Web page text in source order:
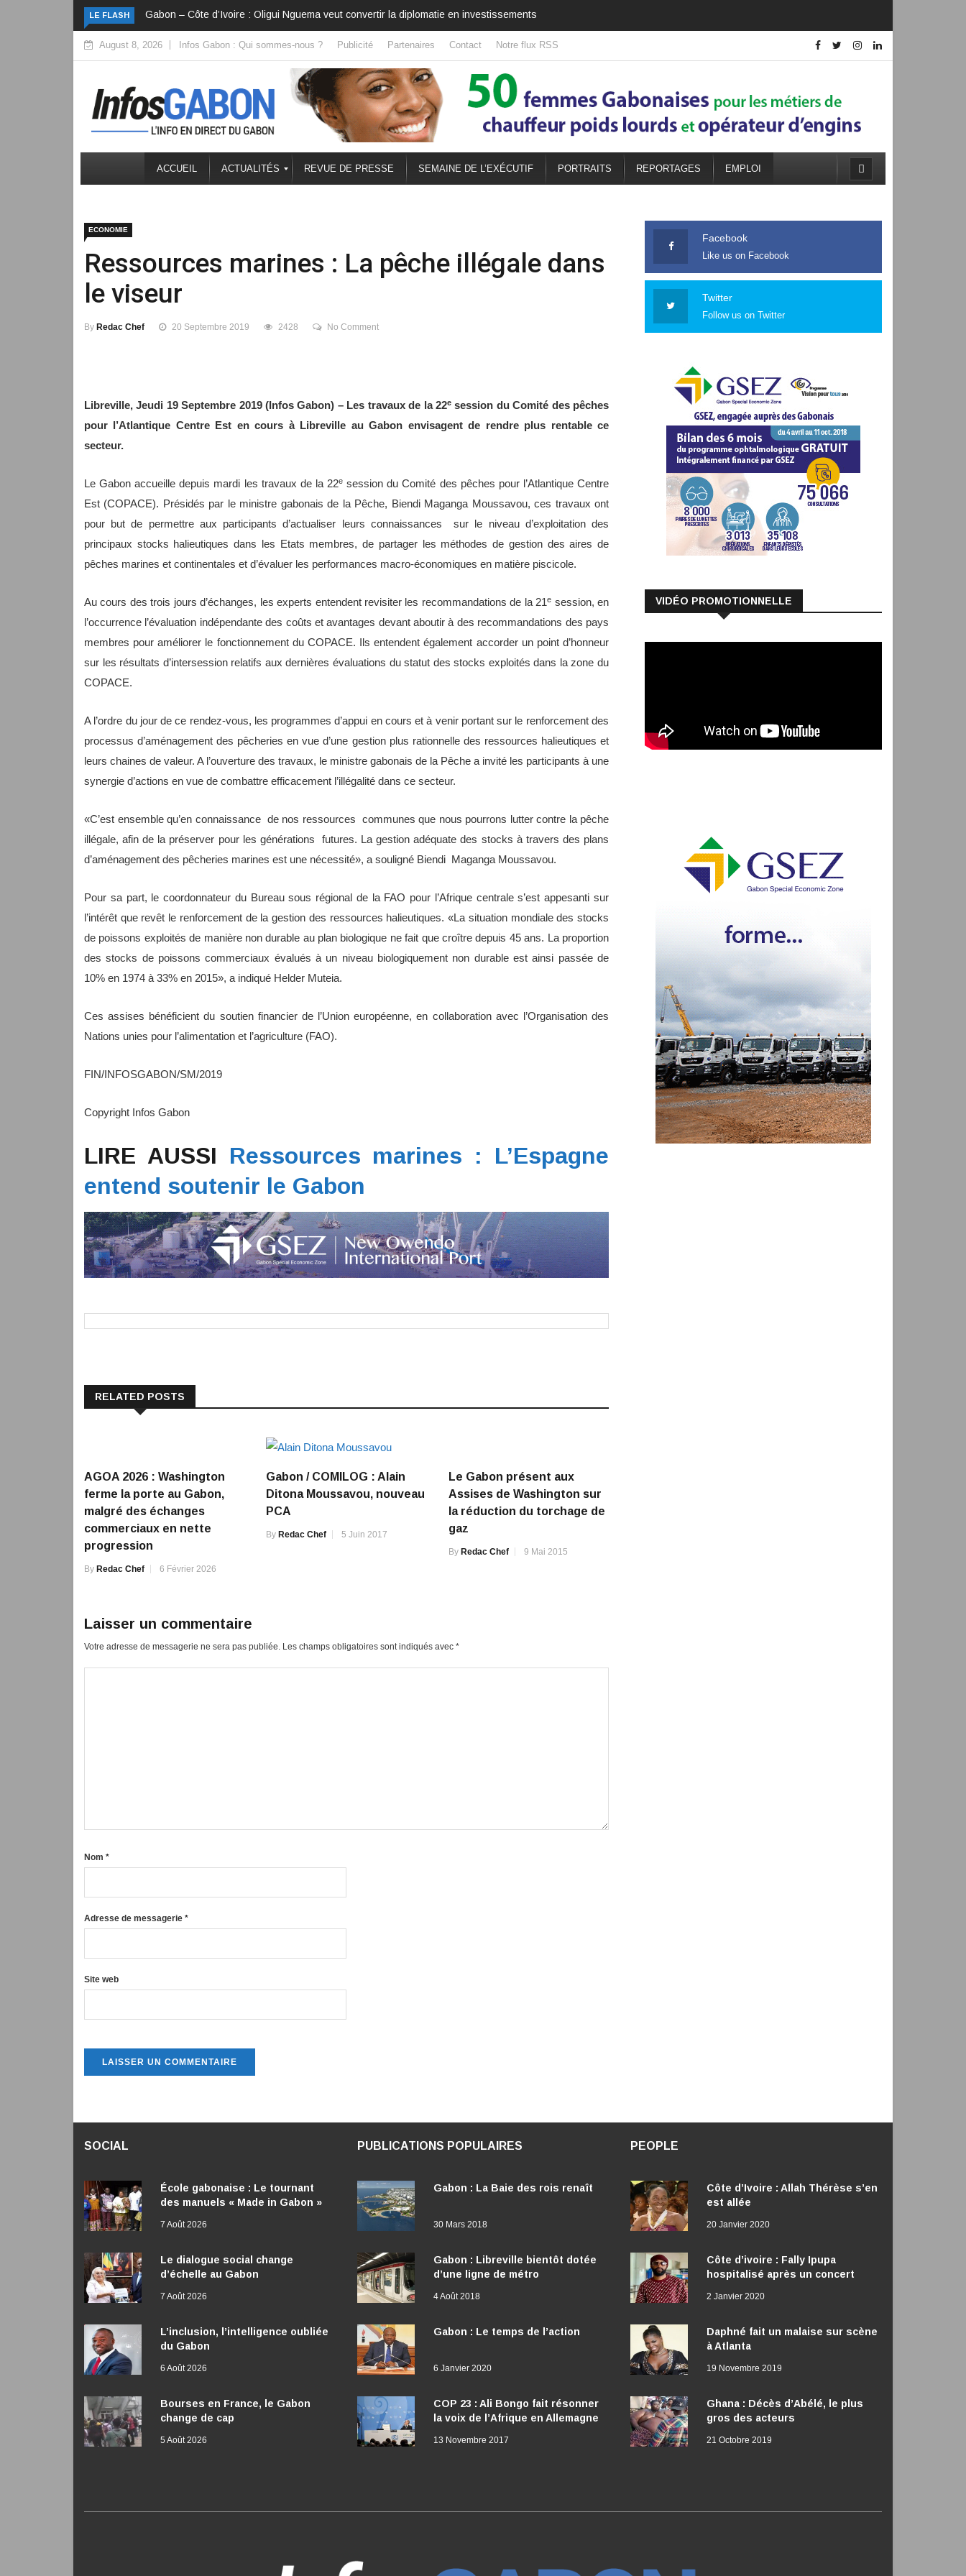
LE FLASH
la diplomatie en investissementsCôte d’Ivoire : Une fête nationale qui célèbre aussi l’amitié africaine
August 8, 2026 Infos Gabon : Qui sommes-nous ? Publicité Partenaires Contact Notre flux RSS
ACCUEIL ACTUALITÉS REVUE DE PRESSE SEMAINE DE L’EXÉCUTIF PORTRAITS REPORTAGES EMPLOI
ECONOMIE
Ressources marines : La pêche illégale dans
le viseur
By Redac Chef 20 Septembre 2019 2428 No Comment
Libreville, Jeudi 19 Septembre 2019 (Infos Gabon) – Les travaux de la 22esession du Comité des pêches
pour l’Atlantique Centre Est en cours à Libreville au Gabon envisagent de rendre plus rentable ce
secteur.
Le Gabon accueille depuis mardi les travaux de la 22e session du Comité des pêches pour l’Atlantique Centre
Est (COPACE). Présidés par le ministre gabonais de la Pêche, Biendi Maganga Moussavou, ces travaux ont
pour but de permettre aux participants d’actualiser leurs connaissances sur le niveau d’exploitation des
principaux stocks halieutiques dans les Etats membres, de partager les méthodes de gestion des aires de
pêches marines et continentales et d’évaluer les performances macro-économiques en matière piscicole.
Au cours des trois jours d’échanges, les experts entendent revisiter les recommandations de la 21e session, en
l’occurrence l’évaluation indépendante des coûts et avantages devant aboutir à des recommandations des pays
membres pour améliorer le fonctionnement du COPACE. Ils entendent également accorder un point d’honneur
sur les résultats d’intersession relatifs aux dernières évaluations du statut des stocks exploités dans la zone du
COPACE.
A l’ordre du jour de ce rendez-vous, les programmes d’appui en cours et à venir portant sur le renforcement des
processus d’aménagement des pêcheries en vue d’une gestion plus rationnelle des ressources halieutiques et
leurs chaines de valeur. A l’ouverture des travaux, le ministre gabonais de la Pêche a invité les participants à une
synergie d’actions en vue de combattre efficacement l’illégalité dans ce secteur.
«C’est ensemble qu’en connaissance de nos ressources communes que nous pourrons lutter contre la pêche
illégale, afin de la préserver pour les générations futures. La gestion adéquate des stocks à travers des plans
d’aménagement des pêcheries marines est une nécessité», a souligné Biendi Maganga Moussavou.
Pour sa part, le coordonnateur du Bureau sous régional de la FAO pour l’Afrique centrale s’est appesanti sur
l’intérêt que revêt le renforcement de la gestion des ressources halieutiques. «La situation mondiale des stocks
de poissons exploités de manière non durable au plan biologique ne fait que croître depuis 45 ans. La proportion
des stocks de poissons commerciaux évalués à un niveau biologiquement non durable est ainsi passée de
10% en 1974 à 33% en 2015», a indiqué Helder Muteia.
Ces assises bénéficient du soutien financier de l’Union européenne, en collaboration avec l’Organisation des
Nations unies pour l’alimentation et l’agriculture (FAO).
FIN/INFOSGABON/SM/2019
Copyright Infos Gabon
LIRE AUSSI Ressources marines : L’Espagne
entend soutenir le Gabon
RELATED POSTS
AGOA 2026 : Washington
ferme la porte au Gabon,
malgré des échanges
commerciaux en nette
progression
By Redac Chef 6 Février 2026
Gabon / COMILOG : Alain
Ditona Moussavou, nouveau
PCA
ByRedac Chef 5 Juin 2017
Le Gabon présent aux
Assises de Washington sur
la réduction du torchage de
gaz
By Redac Chef 9 Mai 2015
Laisser un commentaire
Votre adresse de messagerie ne sera pas publiée. Les champs obligatoires sont indiqués avec *
Nom *
Adresse de messagerie *
Site web
Facebook
Like us on Facebook
Twitter
Follow us on Twitter
VIDÉO PROMOTIONNELLE
SOCIAL
École gabonaise : Le tournant
des manuels « Made in Gabon »
7 Août 2026
Le dialogue social change
d’échelle au Gabon
7 Août 2026
L’inclusion, l’intelligence oubliée
du Gabon
6 Août 2026
Bourses en France, le Gabon
change de cap
5 Août 2026
PUBLICATIONS POPULAIRES
Gabon : La Baie des rois renaît
30 Mars 2018
Gabon : Libreville bientôt dotée
d’une ligne de métro
4 Août 2018
Gabon : Le temps de l’action
6 Janvier 2020
COP 23 : Ali Bongo fait résonner
la voix de l’Afrique en Allemagne
13 Novembre 2017
PEOPLE
Côte d’Ivoire : Allah Thérèse s’en
est allée
20 Janvier 2020
Côte d’ivoire : Fally Ipupa
hospitalisé après un concert
2 Janvier 2020
Daphné fait un malaise sur scène
à Atlanta
19 Novembre 2019
Ghana : Décès d’Abélé, le plus
gros des acteurs
21 Octobre 2019